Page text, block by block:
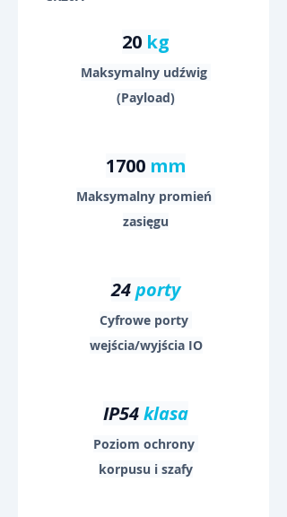
20 kg
Maksymalny udźwig
(Payload)
1700 mm
Maksymalny promień
zasięgu
24 porty
Cyfrowe porty
wejścia/wyjścia IO
IP54 klasa
Poziom ochrony
korpusu i szafy